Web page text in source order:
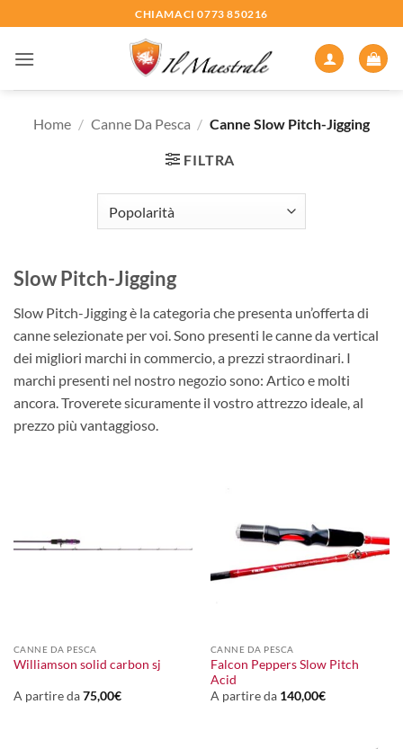
ai
contenuti
CHIAMACI 0773 850216
Home / Canne Da Pesca / Canne Slow Pitch-Jigging
FILTRA
Slow Pitch-Jigging
Slow Pitch-Jigging è la categoria che presenta un’offerta di
canne selezionate per voi. Sono presenti le canne da vertical
dei migliori marchi in commercio, a prezzi straordinari. I
marchi presenti nel nostro negozio sono: Artico e molti
ancora. Troverete sicuramente il vostro attrezzo ideale, al
prezzo più vantaggioso.
CANNE DA PESCA
Williamson solid carbon sj
A partire da75,00€
CANNE DA PESCA
Falcon Peppers Slow Pitch
Acid
A partire da 140,00€